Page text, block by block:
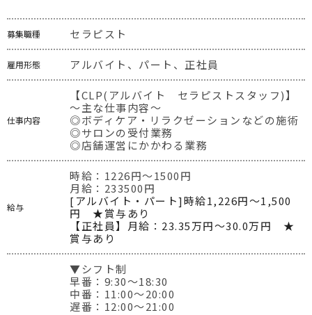
募集職種 セラピスト
雇用形態 アルバイト、パート、正社員
仕事内容
【CLP(アルバイト　セラピストスタッフ)】
～主な仕事内容～
◎ボディケア・リラクゼーションなどの施術
◎サロンの受付業務
◎店舗運営にかかわる業務
給与
時給：1226円～1500円
月給：233500円
[アルバイト・パート]時給1,226円～1,500
円　★賞与あり
【正社員】月給：23.35万円〜30.0万円　★
賞与あり
▼シフト制
早番：9:30～18:30
中番：11:00～20:00
遅番：12:00～21:00